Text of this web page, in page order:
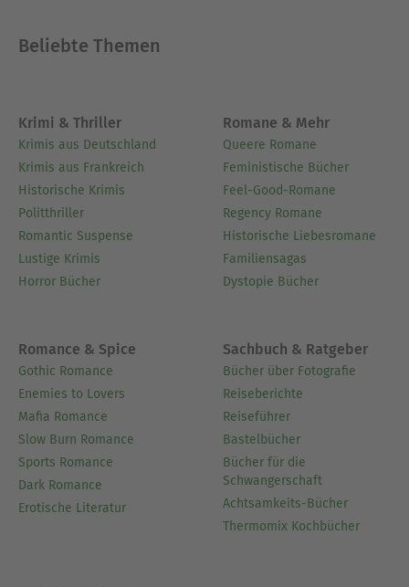
Beliebte Themen
Krimi & Thriller
Krimis aus Deutschland
Krimis aus Frankreich
Historische Krimis
Politthriller
Romantic Suspense
Lustige Krimis
Horror Bücher
Romane & Mehr
Queere Romane
Feministische Bücher
Feel-Good-Romane
Regency Romane
Historische Liebesromane
Familiensagas
Dystopie Bücher
Romance & Spice
Gothic Romance
Enemies to Lovers
Mafia Romance
Slow Burn Romance
Sports Romance
Dark Romance
Erotische Literatur
Sachbuch & Ratgeber
Bücher über Fotografie
Reiseberichte
Reiseführer
Bastelbücher
Bücher für die
Schwangerschaft
Achtsamkeits-Bücher
Thermomix Kochbücher